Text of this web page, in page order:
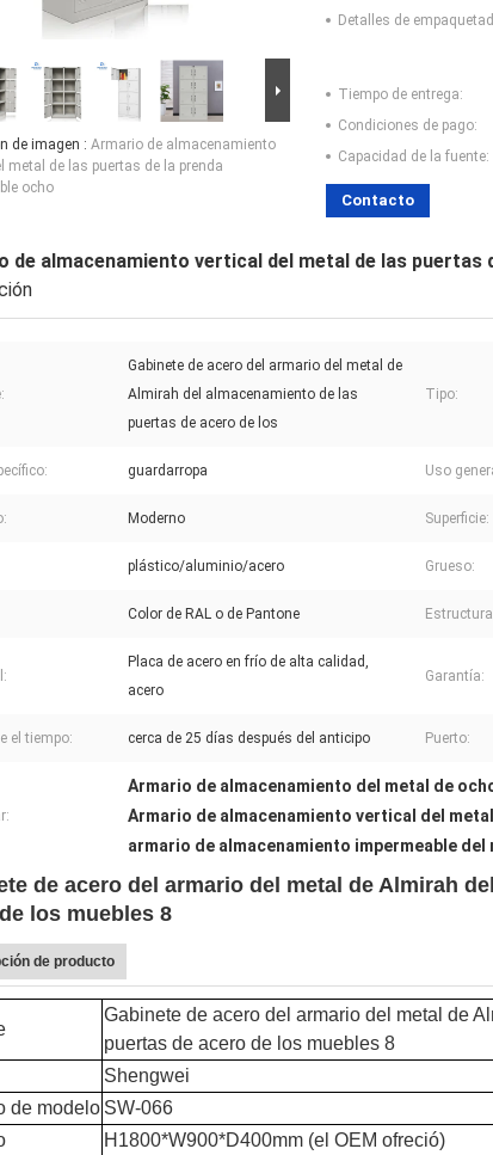
de imagen : Armario de almacenamiento
metal de las puertas de la prenda
ocho
Detalles de
Tiempo de entrega:
Condiciones de pago:
Capacidad de la fuente:
Contacto
de almacenamiento vertical del metal de las puertas
Gabinete de acero del armario del metal de
Almirah del almacenamiento de las
puertas de acero de los
Tipo:
guardarropa Uso
Moderno Superficie:
plástico/aluminio/acero Grueso:
Color de RAL o de Pantone
Placa de acero en frío de alta calidad,
acero
Garantía:
el tiempo: cerca de 25 días después del anticipo Puerto:
Armario de almacenamiento del metal de
Armario de almacenamiento vertical del metal
armario de almacenamiento impermeable del
de acero del armario del metal de Almirah
los muebles 8
de producto
Gabinete de acero del armario del metal de
puertas de acero de los muebles 8
Shengwei
de modelo SW-066
H1800*W900*D400mm (el OEM ofreció)